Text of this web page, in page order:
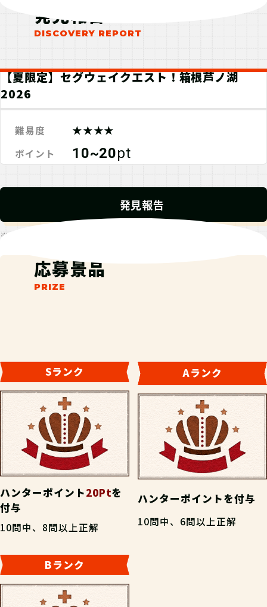
発見報告
【夏限定】セグウェイクエスト！箱根芦ノ湖
2026
難易度 ★★★★
ポイント 10~20pt
発見報告
※発見報告にGPSを使用するクエストが一部存在します。
応募景品
Sランク
ハンターポイント20Ptを
付与
10問中、8問以上正解
Aランク
ハンターポイントを付与
10問中、6問以上正解
Bランク